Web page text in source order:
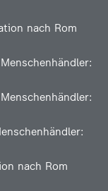
nach Rom
nach Rom